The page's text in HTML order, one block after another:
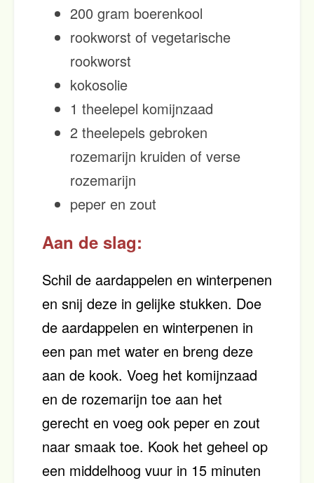
200 gram boerenkool
rookworst of vegetarische
rookworst
kokosolie
1 theelepel komijnzaad
2 theelepels gebroken
rozemarijn kruiden of verse
rozemarijn
peper en zout
Aan de slag:
Schil de aardappelen en winterpenen
en snij deze in gelijke stukken. Doe
de aardappelen en winterpenen in
een pan met water en breng deze
aan de kook. Voeg het komijnzaad
en de rozemarijn toe aan het
gerecht en voeg ook peper en zout
naar smaak toe. Kook het geheel op
een middelhoog vuur in 15 minuten